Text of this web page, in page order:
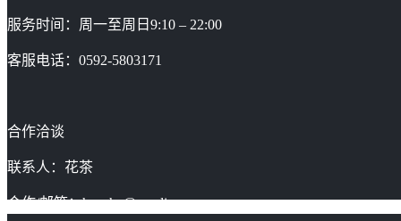
服务时间：周一至周日9:10 – 22:00
客服电话：0592-5803171
合作洽谈
联系人：花茶
合作/邮箱：huacha@gaoding.com